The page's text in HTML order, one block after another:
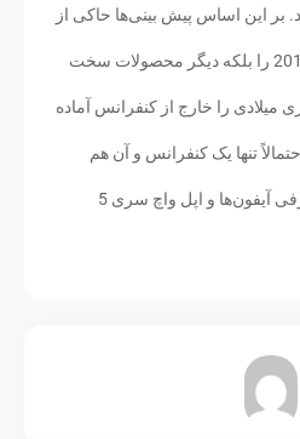
بر این اساس پیش بینی‌ها حاکی از
آن است که اپل نه تنها آیمک 2019 را بلکه دیگر محصولات سخت
میلادی را خارج از کنفرانس آماده
تنها یک کنفرانس و آن هم
کنفرانس پاییزی خود را به معرفی آیفون‌ها و اپل واچ سری 5